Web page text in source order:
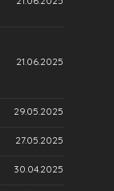
21.06.2025
29.05.2025
27.05.2025
30.04.2025